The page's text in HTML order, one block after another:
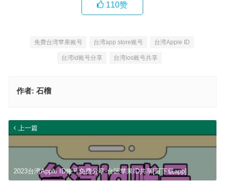
110赞
免费台湾苹果账号 台湾app store账号 台湾Apple ID
台湾id账号分享 台湾ios账号共享
作者: 石榴
上一篇
2023台湾Apple ID账号免费分享-台区苹果ID共享[可下载app]